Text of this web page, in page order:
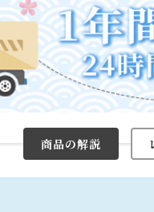
商品の解説